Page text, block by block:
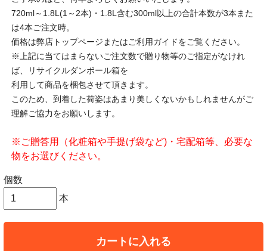
720ml～1.8L(1～2本)・1.8L含む300ml以上の合計本数が3本また
は4本ご注文時。
価格は弊店トップページまたはご利用ガイドをご覧ください。
※上記に当てはまらないご注文数で贈り物等のご指定がなけれ
ば、リサイクルダンボール箱を
利用して商品を梱包させて頂きます。
このため、到着した荷姿はあまり美しくないかもしれませんがご
理解ご協力をお願いします。
※ご贈答用（化粧箱や手提げ袋など)・宅配箱等、必要な
物をお選びください。
個数
本
カートに入れる